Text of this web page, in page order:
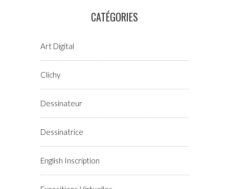
CATÉGORIES
Art Digital
Clichy
Dessinateur
Dessinatrice
English Inscription